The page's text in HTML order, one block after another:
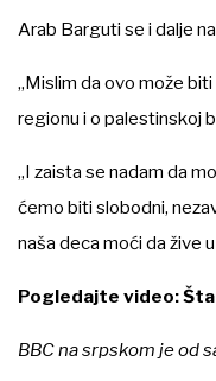
Arab Barguti se i dalje
„Mislim da ovo može
regionu i o palestinskoj
„I zaista se nadam da
ćemo biti slobodni,
naša deca moći da žive
Pogledajte video:
BBC na srpskom je od